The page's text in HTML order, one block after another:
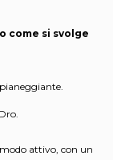
come si svolge
attivo, con un